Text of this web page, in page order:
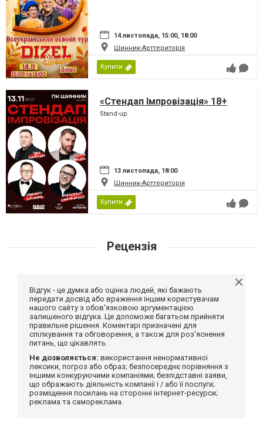
14 листопада, 15:00, 18:00
Шинник-Арттериторія
Купити
«Стендап Імпровізація» 18+
Stand-up
13 листопада, 18:00
Шинник-Арттериторія
Купити
Рецензія
Відгук - це думка або оцінка людей, які бажають
передати досвід або враження іншим користувачам
нашого сайту з обов'язковою аргументацією
залишеного відгука. Це допоможе багатьом прийняти
правильне рішення. Коментарі призначені для
спілкування та обговорення, а також для роз'яснення
питань, що цікавлять.
Не дозволяється: використання ненормативної
лексики, погроз або образ; безпосереднє порівняння з
іншими конкуруючими компаніями; безпідставні заяви,
що ображають діяльність компанії і / або її послуги;
розміщення посилань на сторонні інтернет-ресурси;
реклама та самореклама.